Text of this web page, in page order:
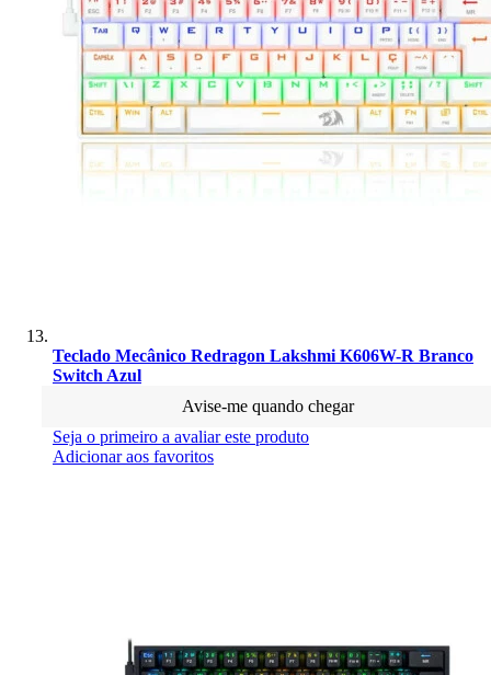
Teclado Mecânico Redragon Lakshmi K606W-R Branco
Switch Azul
Avise-me quando chegar
Seja o primeiro a avaliar este produto
Adicionar aos favoritos